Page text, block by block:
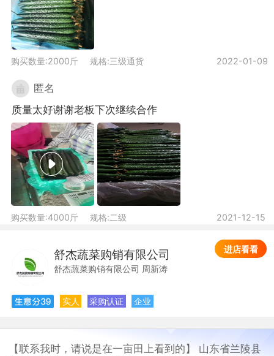
购买数量:2000斤 规格:三级通货 2022-01-09
匿名
质量太好谢谢老板下次继续合作
购买数量:4000斤 规格:二级 2021-12-15
舒
舒杰蔬菜购销有限公司
舒杰蔬菜购销有限公司 周新涛
进店看看
实人 采购认证 企业
【联系我时，请说是在一亩田上看到的】 山东省兰陵县